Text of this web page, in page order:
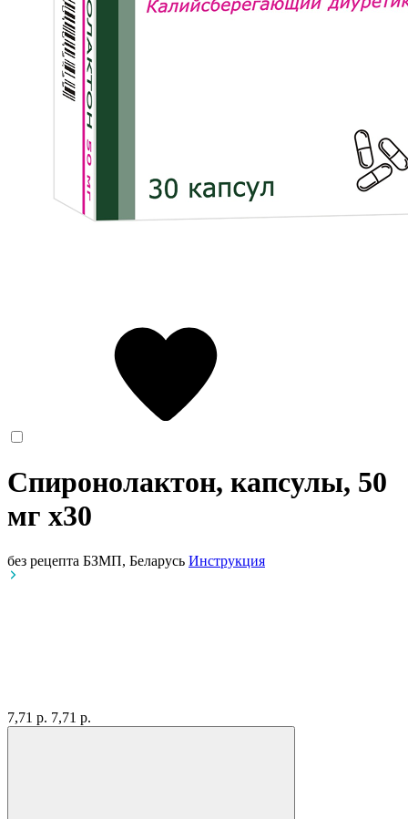
Спиронолактон, капсулы, 50
мг x30
без рецепта БЗМП, Беларусь Инструкция
7,71 р. 7,71 р.